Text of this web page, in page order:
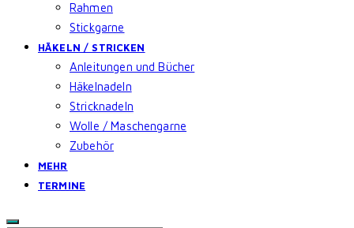
Rahmen
Stickgarne
HÄKELN / STRICKEN
Anleitungen und Bücher
Häkelnadeln
Stricknadeln
Wolle / Maschengarne
Zubehör
MEHR
TERMINE